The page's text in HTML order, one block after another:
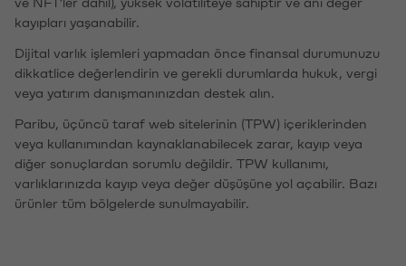
ve NFT'ler dahil), yüksek volatiliteye sahiptir ve ani değer
kayıpları yaşanabilir.
Dijital varlık işlemleri yapmadan önce finansal durumunuzu
dikkatlice değerlendirin ve gerekli durumlarda hukuk, vergi
veya yatırım danışmanınızdan destek alın.
Paribu, üçüncü taraf web sitelerinin (TPW) içeriklerinden
veya kullanımından kaynaklanabilecek zarar, kayıp veya
diğer sonuçlardan sorumlu değildir. TPW kullanımı,
varlıklarınızda kayıp veya değer düşüşüne yol açabilir. Bazı
ürünler tüm bölgelerde sunulmayabilir.